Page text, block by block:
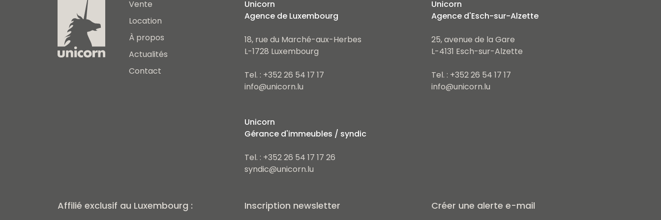
Vente
Location
À propos
Actualités
Contact
Unicorn
Agence de Luxembourg
18, rue du Marché-aux-Herbes
L-1728 Luxembourg
Tel. : +352 26 54 17 17
info@unicorn.lu
Unicorn
Agence d'Esch-sur-Alzette
25, avenue de la Gare
L-4131 Esch-sur-Alzette
Tel. : +352 26 54 17 17
info@unicorn.lu
Unicorn
Gérance d'immeubles / syndic
Tel. : +352 26 54 17 17 26
syndic@unicorn.lu
Affilié exclusif au Luxembourg : Inscription newsletter Créer une alerte e-mail